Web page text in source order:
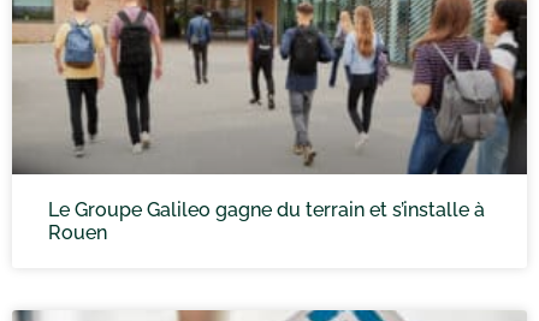
Le Groupe Galileo gagne du terrain et s’installe à
Rouen